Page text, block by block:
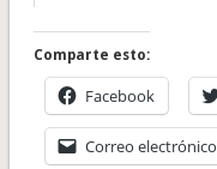
Comparte esto:
Facebook
Correo electrónico